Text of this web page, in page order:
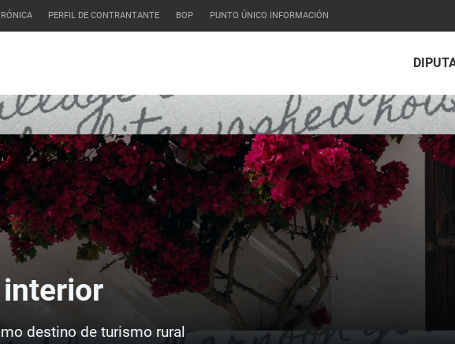
PERFIL DE CONTRANTANTE BOP PUNTO ÚNICO INFORMACIÓN
destino de turismo rural